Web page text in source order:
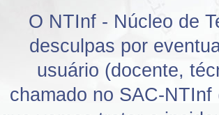
O NTInf - Núcleo de
desculpas por
usuário (docente,
chamado no SAC-NTInf